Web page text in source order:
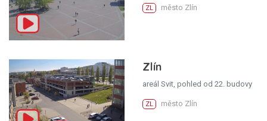
ZL město Zlín
Zlín
areál Svit, pohled od 22. budovy
ZL město Zlín